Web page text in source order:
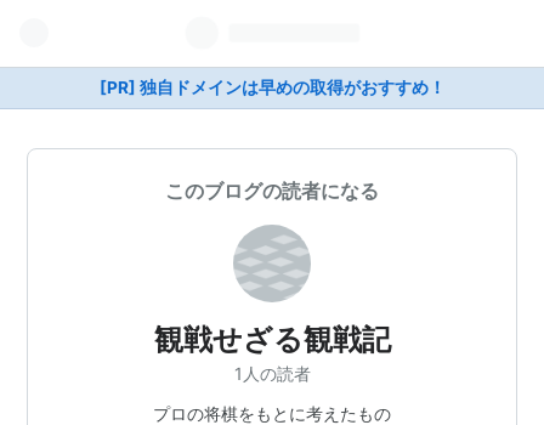
[PR] 独自ドメインは早めの取得がおすすめ！
このブログの読者になる
観戦せざる観戦記
1人の読者
プロの将棋をもとに考えたもの